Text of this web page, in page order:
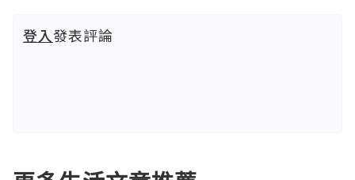
登入發表評論